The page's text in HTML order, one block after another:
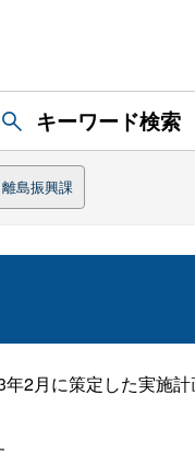
キーワード検索
島振興課
2月に策定した実施